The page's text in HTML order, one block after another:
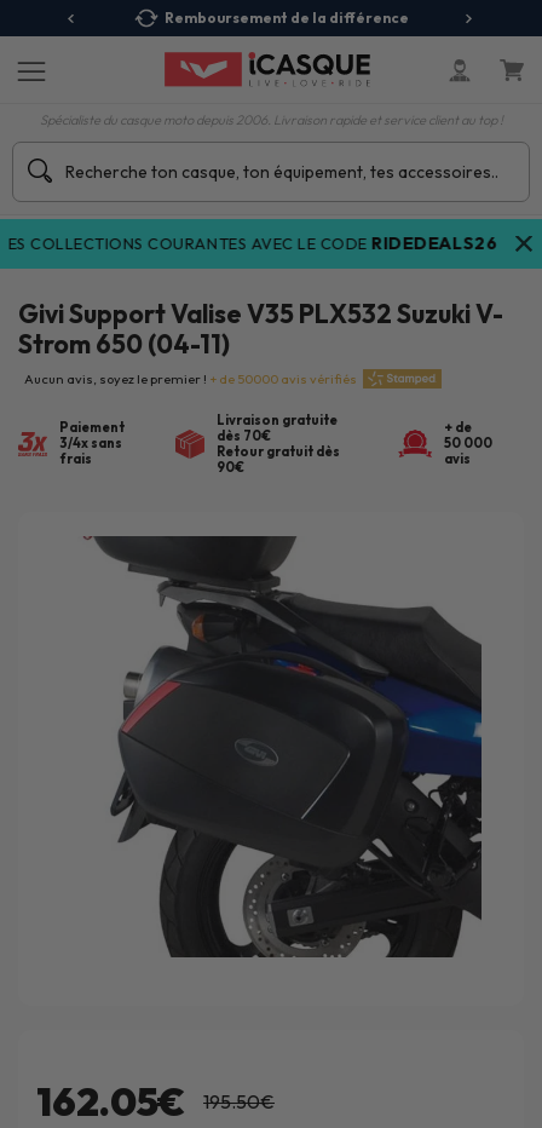
Remboursement de la différence
Spécialiste du casque moto depuis 2006. Livraison rapide et service client au top !
COLLECTIONS COURANTES AVEC LE CODERIDEDEALS26 (voir
Givi Support Valise V35 PLX532 Suzuki V-
Strom 650 (04-11)
Aucun avis, soyez le premier ! + de 50000 avis vérifiés
Paiement
3/4x sans
frais
Livraison gratuite
dès 70€
Retour gratuit dès
90€
+ de
50 000
avis
162.05€ 195.50€